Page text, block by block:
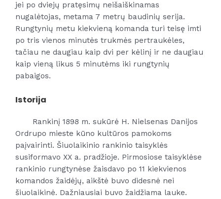
jei po dviejų pratęsimų neišaiškinamas
nugalėtojas, metama 7 metrų baudinių serija.
Rungtynių metu kiekvieną komanda turi teisę imti
po tris vienos minutės trukmės pertraukėles,
tačiau ne daugiau kaip dvi per kėlinį ir ne daugiau
kaip vieną likus 5 minutėms iki rungtynių
pabaigos.
Istorija
Rankinį 1898 m. sukūrė H. Nielsenas Danijos
Ordrupo mieste kūno kultūros pamokoms
paįvairinti. Šiuolaikinio rankinio taisyklės
susiformavo XX a. pradžioje. Pirmosiose taisyklėse
rankinio rungtynėse žaisdavo po 11 kiekvienos
komandos žaidėjų, aikštė buvo didesnė nei
šiuolaikinė. Dažniausiai buvo žaidžiama lauke.